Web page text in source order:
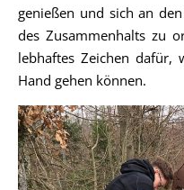
genießen und sich an
des Zusammenhalts zu
lebhaftes Zeichen dafür,
Hand gehen können.